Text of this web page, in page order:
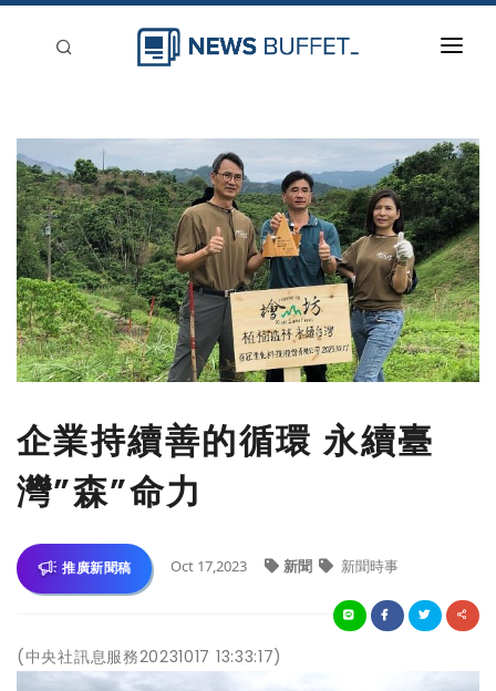
新聞稿分類
登入
刊登
企業持續善的循環 永續臺
灣”森”命力
推廣新聞稿 Oct 17,2023 新聞 新聞時事
(中央社訊息服務20231017 13:33:17)